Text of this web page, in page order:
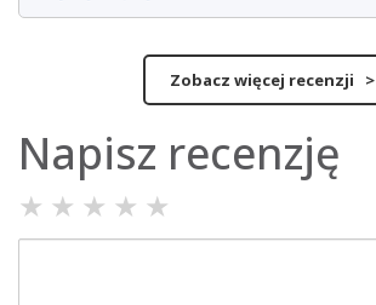
Zobacz więcej recenzji >
Napisz recenzję
★ ★ ★ ★ ★